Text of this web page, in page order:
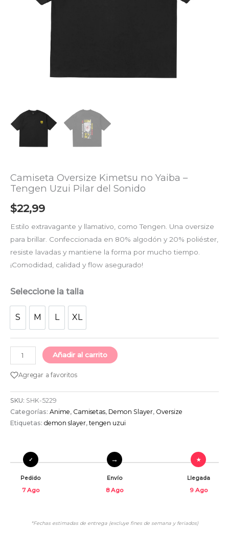
Camiseta Oversize Kimetsu no Yaiba –
Tengen Uzui Pilar del Sonido
$22,99
Estilo extravagante y llamativo, como Tengen. Una oversize
para brillar. Confeccionada en 80% algodón y 20% poliéster,
resiste lavadas y mantiene la forma por mucho tiempo.
¡Comodidad, calidad y flow asegurado!
Seleccione la talla
S M L XL
Añadir al carrito
Agregar a favoritos
SKU: SHK-5229
Categorías: Anime, Camisetas, Demon Slayer, Oversize
Etiquetas: demon slayer, tengen uzui
Pedido
7 Ago
Envío
8 Ago
Llegada
9 Ago
*Fechas estimadas de entrega (excluye fines de semana y feriados)